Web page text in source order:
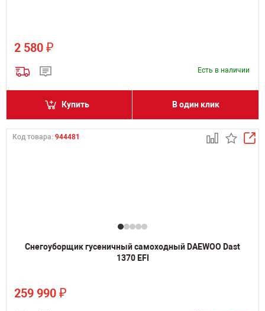
2 580 ₽
Есть в наличии
Купить В один клик
Код товара: 944481
Снегоуборщик гусеничный самоходный DAEWOO Dast
1370 EFI
259 990 ₽